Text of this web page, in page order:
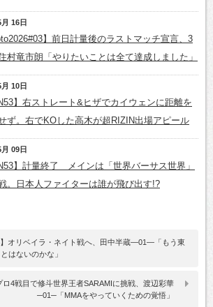
16日
】前日計量後のラストマッチ宣言、3
村竜市朗「やりたいことは全て達成しました」
10日
】右ストレート&ヒザでカイウェンに距離を
ず。右でKOした高木が超RIZIN出場アピール
09日
】計量終了 メインは「世界バーサス世界」
。日本人ファイターは誰が飛び出す!?
】オリベイラ・ネイト戦へ、田中半蔵―01―「もう東
はないのかな」
ロ4戦目で修斗世界王者SARAMIに挑戦、渡辺彩華
─01─「MMAをやっていくための覚悟」